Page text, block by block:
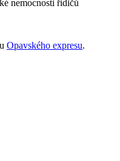
nemocnosti řidičů
Opavského expresu.